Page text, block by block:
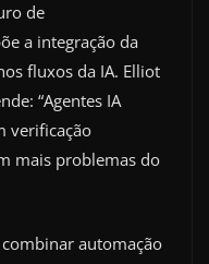
de
a integração da
fluxos da IA. Elliot
“Agentes IA
verificação
mais problemas do
automação